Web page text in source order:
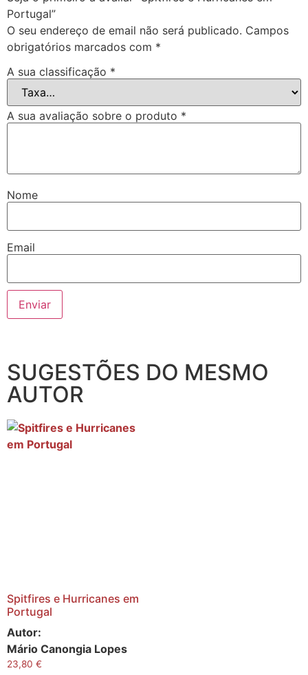
Portugal”
O seu endereço de email não será publicado. Campos
obrigatórios marcados com *
A sua classificação *
A sua avaliação sobre o produto *
Nome
Email
SUGESTÕES DO MESMO
AUTOR
Spitfires e Hurricanes em
Portugal
Autor:
Mário Canongia Lopes
23,80 €